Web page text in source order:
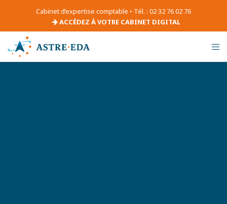
Cabinet d’expertise comptable • Tél. : 02 32 76 02 76
ACCÉDEZ À VOTRE CABINET DIGITAL